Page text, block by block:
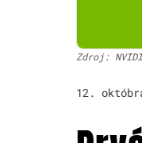
Zdroj:
12.